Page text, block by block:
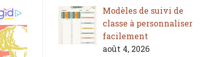
Modèles de suivi de
classe à personnaliser
facilement
août 4, 2026